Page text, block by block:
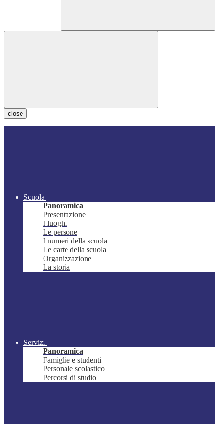
close
Scuola
Panoramica
Presentazione
I luoghi
Le persone
I numeri della scuola
Le carte della scuola
Organizzazione
La storia
Servizi
Panoramica
Famiglie e studenti
Personale scolastico
Percorsi di studio